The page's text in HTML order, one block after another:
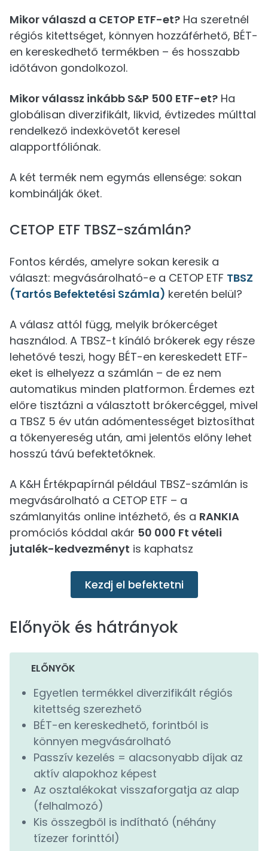
Mikor válaszd a CETOP ETF-et? Ha szeretnél
régiós kitettséget, könnyen hozzáférhető, BÉT-
en kereskedhető termékben – és hosszabb
időtávon gondolkozol.
Mikor válassz inkább S&P 500 ETF-et? Ha
globálisan diverzifikált, likvid, évtizedes múlttal
rendelkező indexkövetőt keresel
alapportfóliónak.
A két termék nem egymás ellensége: sokan
kombinálják őket.
CETOP ETF TBSZ-számlán?
Fontos kérdés, amelyre sokan keresik a
választ: megvásárolható-e a CETOP ETF TBSZ
(Tartós Befektetési Számla) keretén belül?
A válasz attól függ, melyik brókercéget
használod. A TBSZ-t kínáló brókerek egy része
lehetővé teszi, hogy BÉT-en kereskedett ETF-
eket is elhelyezz a számlán – de ez nem
automatikus minden platformon. Érdemes ezt
előre tisztázni a választott brókercéggel, mivel
a TBSZ 5 év után adómentességet biztosíthat
a tőkenyereség után, ami jelentős előny lehet
hosszú távú befektetőknek.
A K&H Értékpapírnál például TBSZ-számlán is
megvásárolható a CETOP ETF – a
számlanyitás online intézhető, és a RANKIA
promóciós kóddal akár 50 000 Ft vételi
jutalék-kedvezményt is kaphatsz
Kezdj el befektetni
Előnyök és hátrányok
ELŐNYÖK
Egyetlen termékkel diverzifikált régiós
kitettség szerezhető
BÉT-en kereskedhető, forintból is
könnyen megvásárolható
Passzív kezelés = alacsonyabb díjak az
aktív alapokhoz képest
Az osztalékokat visszaforgatja az alap
(felhalmozó)
Kis összegből is indítható (néhány
tízezer forinttól)